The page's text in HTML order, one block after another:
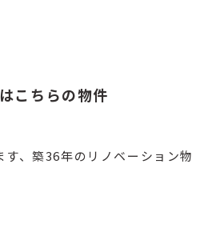
こちらの物件
、築36年のリノベーション物